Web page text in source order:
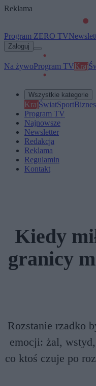
Reklama
Program ZERO TV
Zaloguj
Na żywoProgram TVKraj
Wszystkie kategorie
KrajŚwiatSportBiznes
Program TV
Najnowsze
Newsletter
Redakcja
Reklama
Regulamin
Kontakt
Kiedy
granicy
Rozstanie rzadko
emocji: żal,
co ktoś czuje po